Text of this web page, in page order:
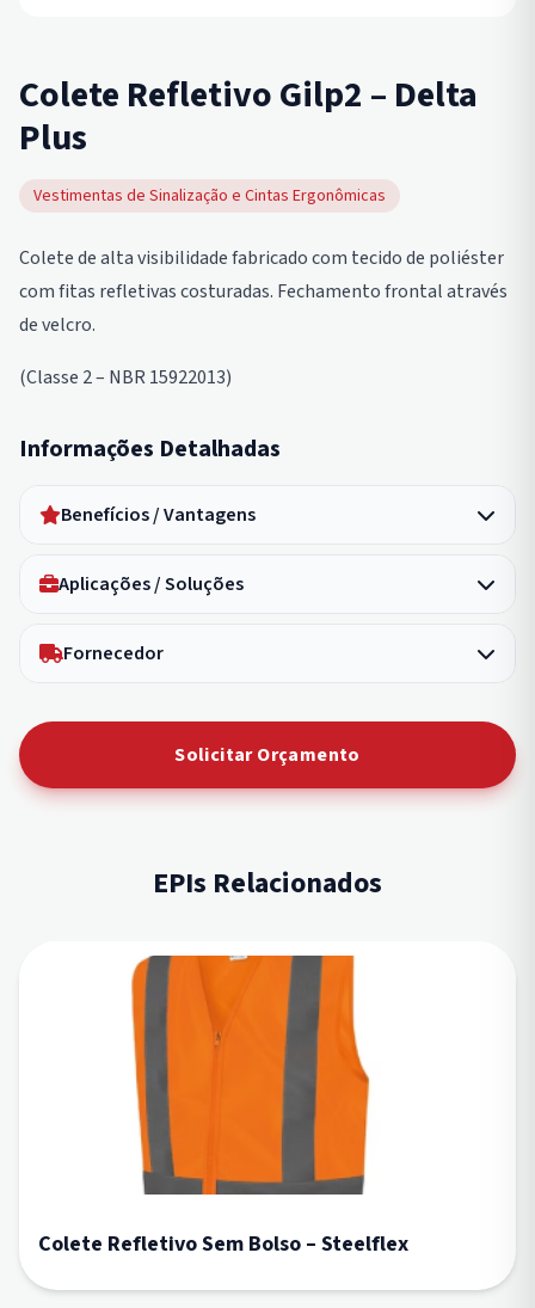
Colete Refletivo Gilp2 – Delta
Plus
Vestimentas de Sinalização e Cintas Ergonômicas
Colete de alta visibilidade fabricado com tecido de poliéster
com fitas refletivas costuradas. Fechamento frontal através
de velcro.
(Classe 2 – NBR 15922013)
Informações Detalhadas
Benefícios / Vantagens
Aplicações / Soluções
Fornecedor
Solicitar Orçamento
EPIs Relacionados
Colete Refletivo Sem Bolso – Steelflex